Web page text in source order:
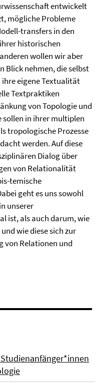
entwickelt
mögliche Probleme
transfers in den
historischen
wollen wir aber
Blick nehmen, die selbst
eigene Textualität
Textpraktiken
von Topologie und
sollen in ihrer multiplen
tropologische Prozesse
werden. Auf diese
Dialog über
von Relationalität
temische
geht es uns sowohl
unserer
ist, als auch darum, wie
wie diese sich zur
von Relationen und